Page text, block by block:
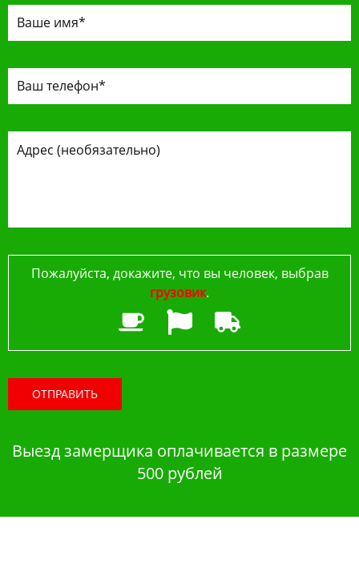
Пожалуйста, докажите, что вы человек, выбрав
грузовик.
ОТПРАВИТЬ
Выезд замерщика оплачивается в размере
500 рублей